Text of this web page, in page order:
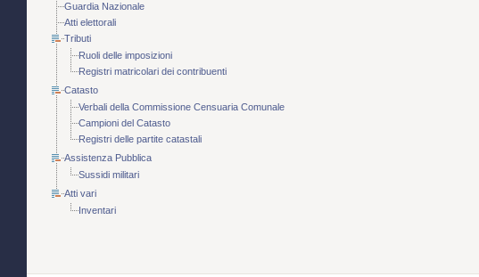
Guardia Nazionale
Atti elettorali
Tributi
Ruoli delle imposizioni
Registri matricolari dei contribuenti
Catasto
Verbali della Commissione Censuaria Comunale
Campioni del Catasto
Registri delle partite catastali
Assistenza Pubblica
Sussidi militari
Atti vari
Inventari